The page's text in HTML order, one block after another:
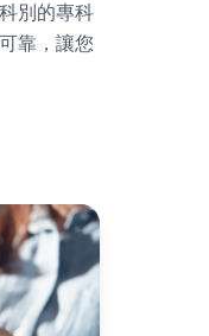
別的專科
靠，讓您